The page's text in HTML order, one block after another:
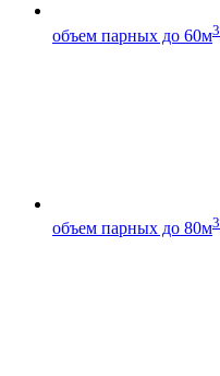
объем парных до 60м3
объем парных до 80м3